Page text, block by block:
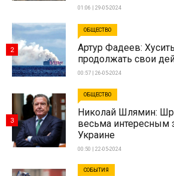
01:06 | 29-05-2024
ОБЩЕСТВО
Артур Фадеев:
продолжать свои
00:57 | 26-05-2024
2
ОБЩЕСТВО
Николай Шлямин:
весьма интересным
Украине
00:50 | 22-05-2024
3
СОБЫТИЯ